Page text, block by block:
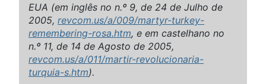
EUA (em inglês no n.º 9, de 24 de Julho de
2005, revcom.us/a/009/martyr-turkey-
remembering-rosa.htm, e em castelhano no
n.º 11, de 14 de Agosto de 2005,
revcom.us/a/011/martir-revolucionaria-
turquia-s.htm).